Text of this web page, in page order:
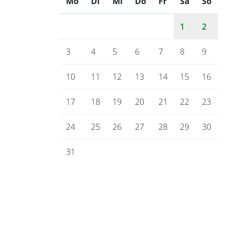
1 2
3 4 5 6 7 8 9
10 11 12 13 14 15 16
17 18 19 20 21 22 23
24 25 26 27 28 29 30
31